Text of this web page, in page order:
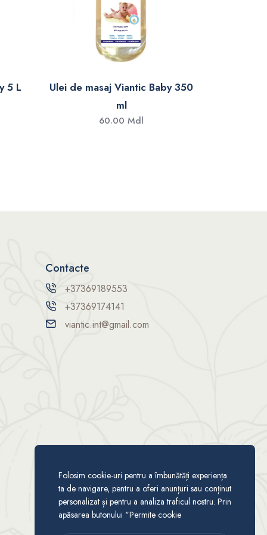
5 L
Ulei de masaj Viantic Baby 350
ml
60.00 Mdl
Contacte
+37369189553
+37369174141
viantic.int@gmail.com
Folosim cookie-uri pentru a îmbunătăți experiența
ta de navigare, pentru a oferi anunțuri sau conținut
personalizat și pentru a analiza traficul nostru. Prin
apăsarea butonului "Permite cookie